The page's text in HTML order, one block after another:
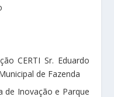
CERTI Sr. Eduardo
de Fazenda
de Inovação e Parque